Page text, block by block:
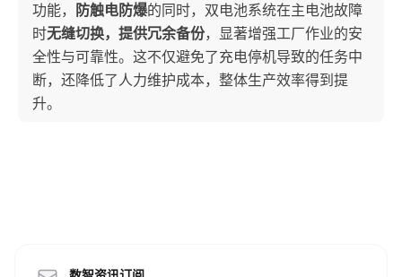
功能，
防触电防爆的同时，双电池系统在主电池故障
时无缝切换，提供冗余备份，显著增强工厂作业的安
全性与可靠性。这不仅避免了充电停机导致的任务中
断，还降低了人力维护成本，整体生产效率得到提
升。